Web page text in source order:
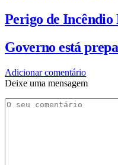
Perigo de Incêndio
Governo está
Adicionar comentário
Deixe uma mensagem